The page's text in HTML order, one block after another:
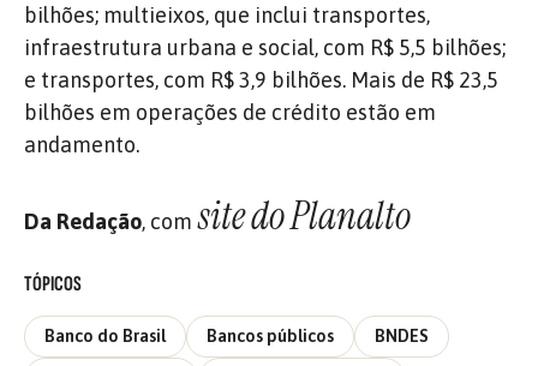
bilhões; multieixos, que inclui transportes,
infraestrutura urbana e social, com R$ 5,5 bilhões;
e transportes, com R$ 3,9 bilhões. Mais de R$ 23,5
bilhões em operações de crédito estão em
andamento.
Da Redação, com site do Planalto
TÓPICOS
Banco do Brasil Bancos públicos BNDES